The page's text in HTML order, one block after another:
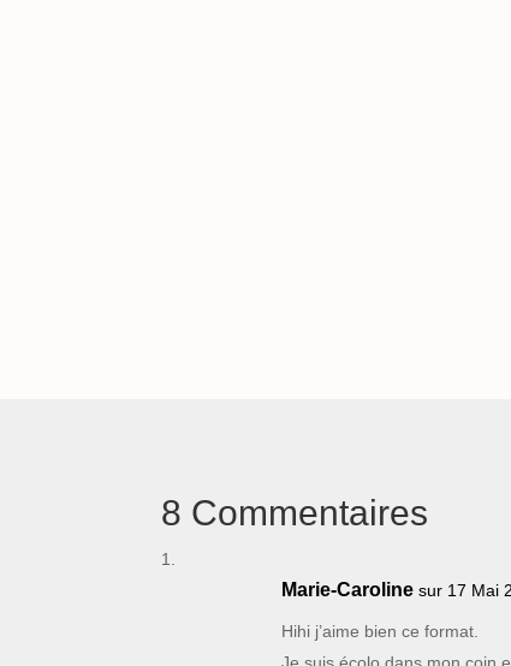
8 Commentaires
Marie-Caroline sur 17 Mai
Hihi j’aime bien ce format.